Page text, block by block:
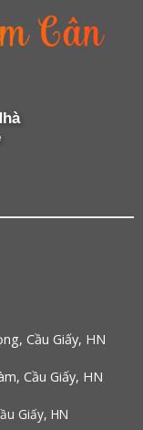
Cầu Giấy, HN
Cầu Giấy, HN
Giấy, HN